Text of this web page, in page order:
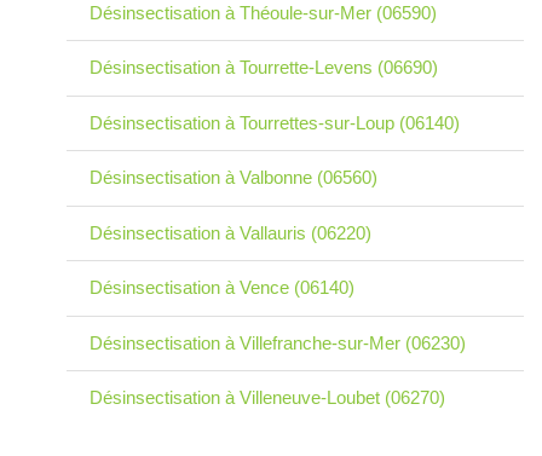
Désinsectisation à Théoule-sur-Mer (06590)
Désinsectisation à Tourrette-Levens (06690)
Désinsectisation à Tourrettes-sur-Loup (06140)
Désinsectisation à Valbonne (06560)
Désinsectisation à Vallauris (06220)
Désinsectisation à Vence (06140)
Désinsectisation à Villefranche-sur-Mer (06230)
Désinsectisation à Villeneuve-Loubet (06270)